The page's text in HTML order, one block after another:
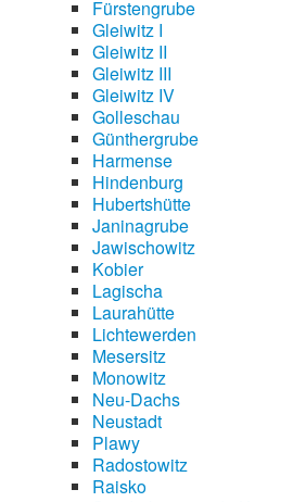
Fürstengrube
Gleiwitz I
Gleiwitz II
Gleiwitz III
Gleiwitz IV
Golleschau
Günthergrube
Harmense
Hindenburg
Hubertshütte
Janinagrube
Jawischowitz
Kobier
Lagischa
Laurahütte
Lichtewerden
Mesersitz
Monowitz
Neu-Dachs
Neustadt
Plawy
Radostowitz
Raisko